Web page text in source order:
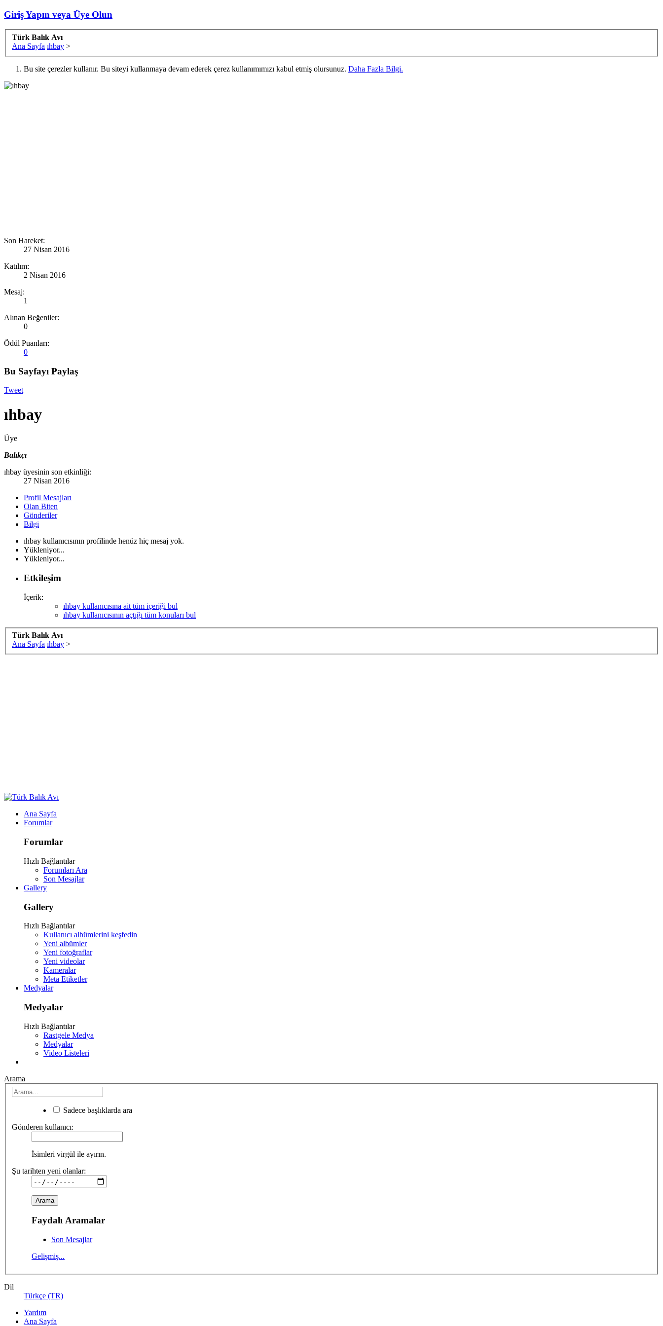
Giriş Yapın veya Üye Olun
Türk Balık Avı
Ana Sayfa ıhbay >
Bu site çerezler kullanır. Bu siteyi kullanmaya devam ederek çerez kullanımımızı kabul etmiş olursunuz. Daha Fazla Bilgi.
Son Hareket:
27 Nisan 2016
Katılım:
2 Nisan 2016
Mesaj:
1
Alınan Beğeniler:
0
Ödül Puanları:
0
Bu Sayfayı Paylaş
Tweet
ıhbay
Üye
Balıkçı
ıhbay üyesinin son etkinliği:
27 Nisan 2016
Profil Mesajları
Olan Biten
Gönderiler
Bilgi
ıhbay kullanıcısının profilinde henüz hiç mesaj yok.
Yükleniyor...
Yükleniyor...
Etkileşim
İçerik:
ıhbay kullanıcısına ait tüm içeriği bul
ıhbay kullanıcısının açtığı tüm konuları bul
Türk Balık Avı
Ana Sayfa ıhbay >
Ana Sayfa
Forumlar
Forumlar
Hızlı Bağlantılar
Forumları Ara
Son Mesajlar
Gallery
Gallery
Hızlı Bağlantılar
Kullanıcı albümlerini keşfedin
Yeni albümler
Yeni fotoğraflar
Yeni videolar
Kameralar
Meta Etiketler
Medyalar
Medyalar
Hızlı Bağlantılar
Rastgele Medya
Medyalar
Video Listeleri
Arama
Sadece başlıklarda ara
Gönderen kullanıcı:
İsimleri virgül ile ayırın.
Şu tarihten yeni olanlar:
Faydalı Aramalar
Son Mesajlar
Gelişmiş...
Dil
Türkçe (TR)
Yardım
Ana Sayfa